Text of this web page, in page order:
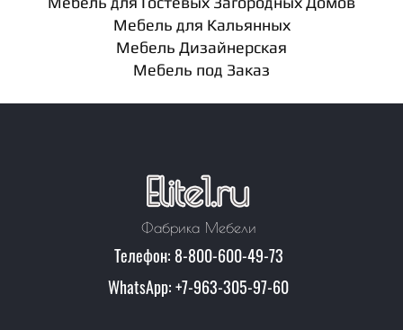
Мебель для Кальянных
Мебель Дизайнерская
Мебель под Заказ
Фабрика Мебели
Телефон: 8-800-600-49-73
WhatsApp: +7-963-305-97-60